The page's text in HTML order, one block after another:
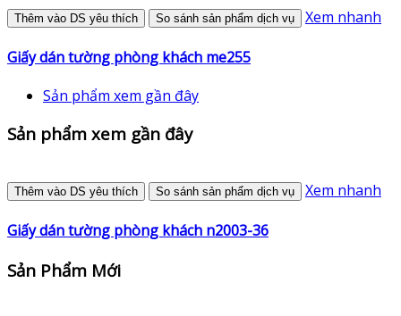
Thêm vào DS yêu thích So sánh sản phẩm dịch vụ Xem nhanh
Giấy dán tường phòng khách me255
Sản phẩm xem gần đây
Sản phẩm xem gần đây
Thêm vào DS yêu thích So sánh sản phẩm dịch vụ Xem nhanh
Giấy dán tường phòng khách n2003-36
Sản Phẩm Mới